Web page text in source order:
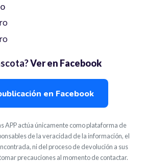
Ver en Facebook
en Facebook
APP actúa únicamente como plataforma de
de la veracidad de la información, el
ni del proceso de devolución a sus
precauciones al momento de contactar.